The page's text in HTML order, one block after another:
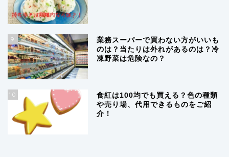
9
業務スーパーで買わない方がいいも
のは？当たりは外れがあるのは？冷
凍野菜は危険なの？
10
食紅は100均でも買える？色の種類
や売り場、代用できるものをご紹
介！